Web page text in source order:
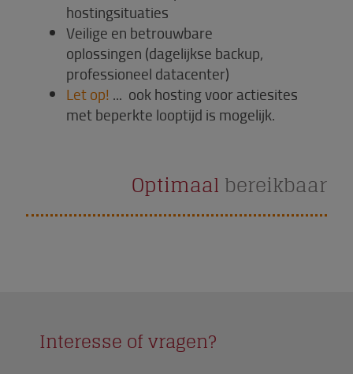
hostingsituaties
Veilige en betrouwbare
oplossingen (dagelijkse backup,
professioneel datacenter)
Let op! ... ook hosting voor actiesites
met beperkte looptijd is mogelijk.
Optimaal bereikbaar
Interesse of vragen?